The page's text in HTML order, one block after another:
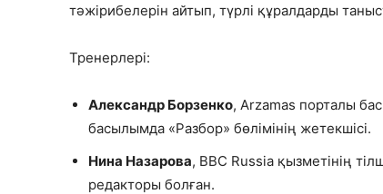
тәжірибелерін айтып, түрлі құралдарды
Тренерлері:
Александр Борзенко, Arzamas порталы
басылымда «Разбор» бөлімінің жетекшісі.
Нина Назарова, BBC Russia қызметінің
редакторы болған.